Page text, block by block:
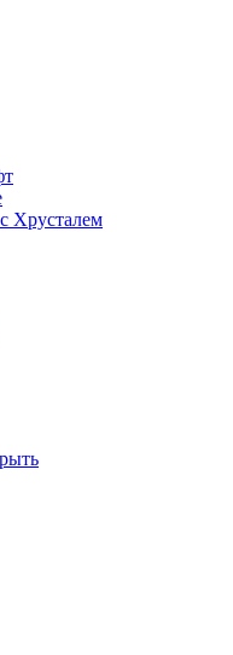
Хрусталем